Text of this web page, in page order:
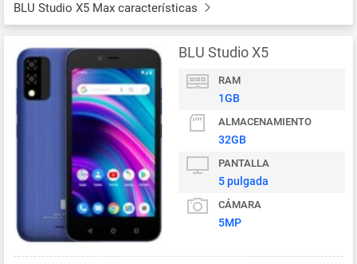
BLU Studio X5 Max características
BLU Studio X5
RAM
1GB
ALMACENAMIENTO
32GB
PANTALLA
5 pulgada
CÁMARA
5MP